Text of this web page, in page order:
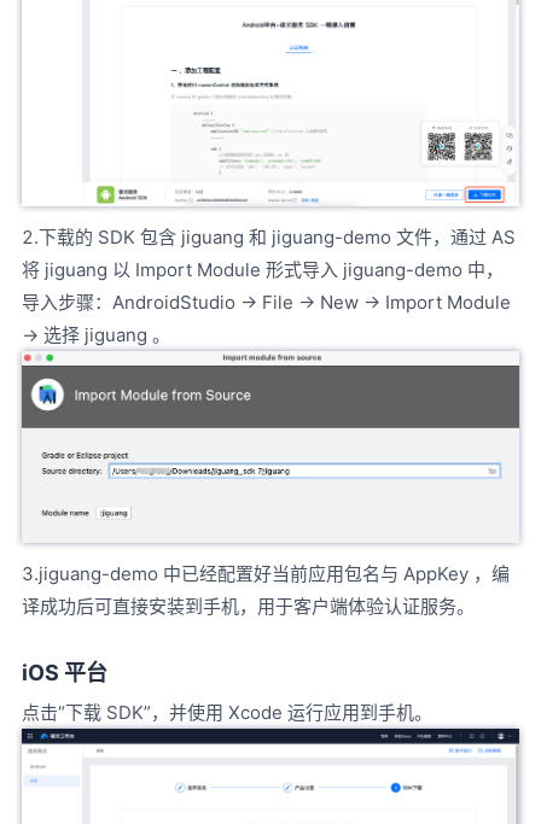
2.下载的 SDK 包含 jiguang 和 jiguang-demo 文件，通过 AS
将 jiguang 以 Import Module 形式导入 jiguang-demo 中，
导入步骤：AndroidStudio -> File -> New -> Import Module
-> 选择 jiguang 。
3.jiguang-demo 中已经配置好当前应用包名与 AppKey ，编
译成功后可直接安装到手机，用于客户端体验认证服务。
iOS 平台
点击“下载 SDK”，并使用 Xcode 运行应用到手机。